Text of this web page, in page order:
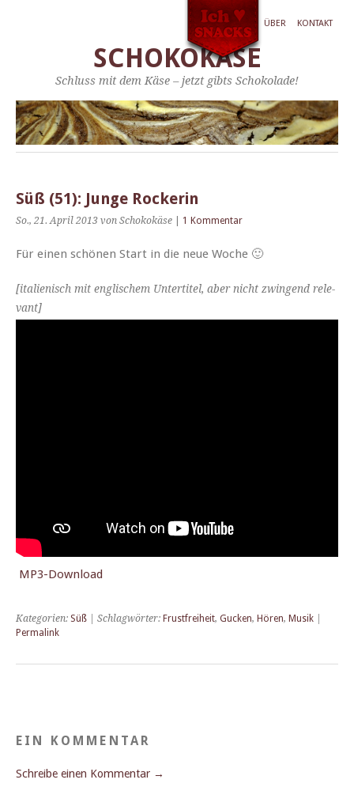
ÜBER KONTAKT
SCHOKOKÄSE
Schluss mit dem Käse – jetzt gibts Schokolade!
Süß (51): Junge Rockerin
So., 21. April 2013 von Schokokäse 1 Kommentar
Für einen schö­nen Start in die neue Woche 🙂
[ital­ienisch mit englis­chem Unter­ti­tel, aber nicht zwin­gend rel­e­
vant]
MP3-Down­load
Kategorien: Süß | Schlagwörter: Frustfreiheit, Gucken, Hören, Musik
Permalink
EIN KOMMENTAR
Schreibe einen Kommentar →